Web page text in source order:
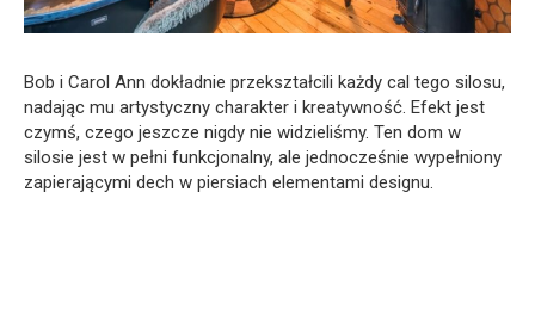
Bob i Carol Ann dokładnie przekształcili każdy cal tego silosu,
nadając mu artystyczny charakter i kreatywność. Efekt jest
czymś, czego jeszcze nigdy nie widzieliśmy. Ten dom w
silosie jest w pełni funkcjonalny, ale jednocześnie wypełniony
zapierającymi dech w piersiach elementami designu.